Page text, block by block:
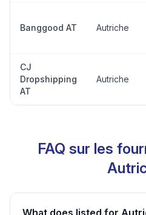
Banggood AT Autriche
CJ
Dropshipping
AT
Autriche
FAQ sur les
What does listed for